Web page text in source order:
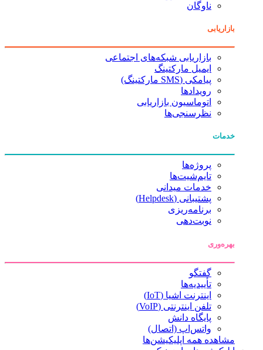
ناوگان
بازاریابی
بازاریابی شبکه‌های اجتماعی
ایمیل مارکتینگ
پیامکی (SMS مارکتینگ)
رویدادها
اتوماسیون بازاریابی
نظرسنجی‌ها
خدمات
پروژه‌ها
تایم‌شیت‌ها
خدمات میدانی
پشتیبانی (Helpdesk)
برنامه‌ریزی
نوبت‌دهی
بهره‌وری
گفتگو
تأییدیه‌ها
اینترنت اشیا (IoT)
تلفن اینترنتی (VoIP)
پایگاه دانش
واتس‌اپ (اتصال)
مشاهده همه اپلیکیشن‌ها